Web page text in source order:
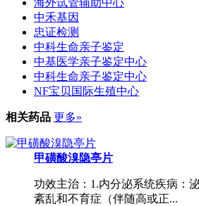
海外试管辅助中心
中禾基因
忠证检测
中科生命亲子鉴定
中基医学亲子鉴定中心
中科生命亲子鉴定中心
NF宝贝国际生殖中心
相关药品 更多»
甲磺酸溴隐亭片
功效主治：1.内分泌系统疾病：
紊乱和不育症（伴随高或正...